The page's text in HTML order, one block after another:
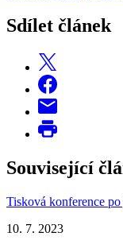
Sdílet článek
Související
Tisková konference
10. 7. 2023